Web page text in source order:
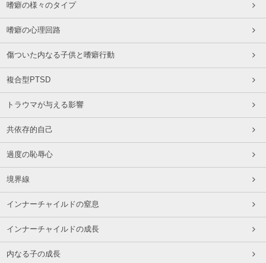
嗜癖の様々のタイプ
嗜癖の心理回路
傷ついた内なる子供と嗜癖行動
複合型PTSD
トラウマが与える影響
共依存的自己
過度の恥辱心
境界線
インナーチャイルドの窒息
インナーチャイルドの成長
内なる子の成長